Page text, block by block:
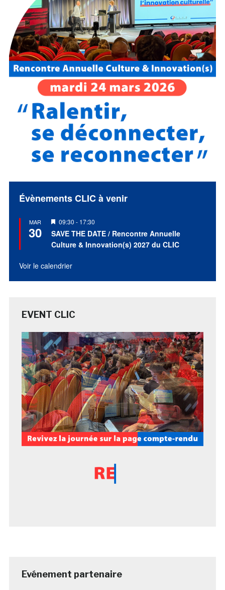
Évènements CLIC à venir
MAR
30
Mis
en
avant
09:30 - 17:30
SAVE THE DATE / Rencontre Annuelle
Culture & Innovation(s) 2027 du CLIC
Voir le calendrier
EVENT CLIC
Evénement partenaire